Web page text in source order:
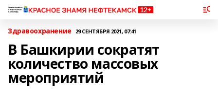
Здравоохранение 29 СЕНТЯБРЯ 2021, 07:41
В Башкирии сократят
количество массовых
мероприятий